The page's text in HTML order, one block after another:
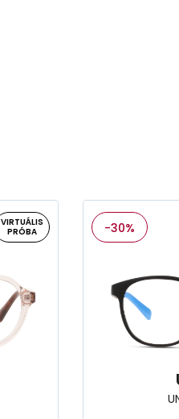
VIRTUÁLIS
PRÓBA
-30%